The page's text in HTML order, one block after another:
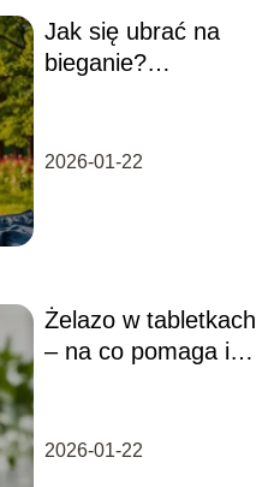
Jak się ubrać na
bieganie?
2026-01-22
Żelazo w tabletkach
– na co pomaga i
2026-01-22